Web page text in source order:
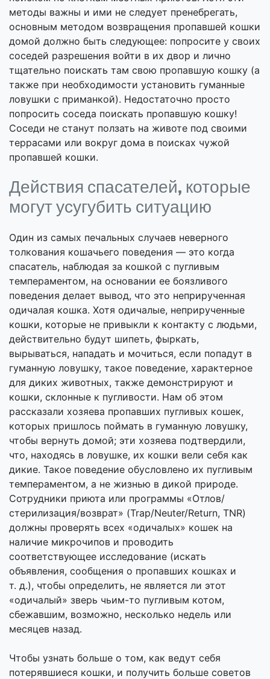
методы важны и ими не следует пренебрегать,
основным методом возвращения пропавшей кошки
домой должно быть следующее: попросите у своих
соседей разрешения войти в их двор и лично
тщательно поискать там свою пропавшую кошку (а
также при необходимости установить гуманные
ловушки с приманкой). Недостаточно просто
попросить соседа поискать пропавшую кошку!
Соседи не станут ползать на животе под своими
террасами или вокруг дома в поисках чужой
пропавшей кошки.
Действия спасателей, которые
могут усугубить ситуацию
Один из самых печальных случаев неверного
толкования кошачьего поведения — это когда
спасатель, наблюдая за кошкой с пугливым
темпераментом, на основании ее боязливого
поведения делает вывод, что это неприрученная
одичалая кошка. Хотя одичалые, неприрученные
кошки, которые не привыкли к контакту с людьми,
действительно будут шипеть, фыркать,
вырываться, нападать и мочиться, если попадут в
гуманную ловушку, такое поведение, характерное
для диких животных, также демонстрируют и
кошки, склонные к пугливости. Нам об этом
рассказали хозяева пропавших пугливых кошек,
которых пришлось поймать в гуманную ловушку,
чтобы вернуть домой; эти хозяева подтвердили,
что, находясь в ловушке, их кошки вели себя как
дикие. Такое поведение обусловлено их пугливым
темпераментом, а не жизнью в дикой природе.
Сотрудники приюта или программы «Отлов/
стерилизация/возврат» (Trap/Neuter/Return, TNR)
должны проверять всех «одичалых» кошек на
наличие микрочипов и проводить
соответствующее исследование (искать
объявления, сообщения о пропавших кошках и
т. д.), чтобы определить, не является ли этот
«одичалый» зверь чьим-то пугливым котом,
сбежавшим, возможно, несколько недель или
месяцев назад.
Чтобы узнать больше о том, как ведут себя
потерявшиеся кошки, и получить больше советов